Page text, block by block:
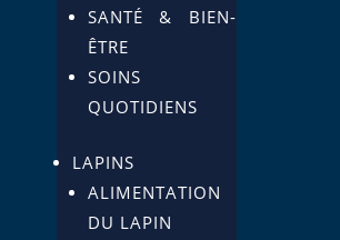
SANTÉ & BIEN-
ÊTRE
SOINS
QUOTIDIENS
LAPINS
ALIMENTATION
DU LAPIN